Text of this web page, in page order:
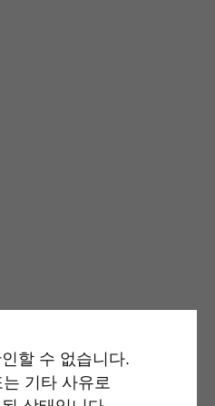
할 수 없습니다.
기타 사유로